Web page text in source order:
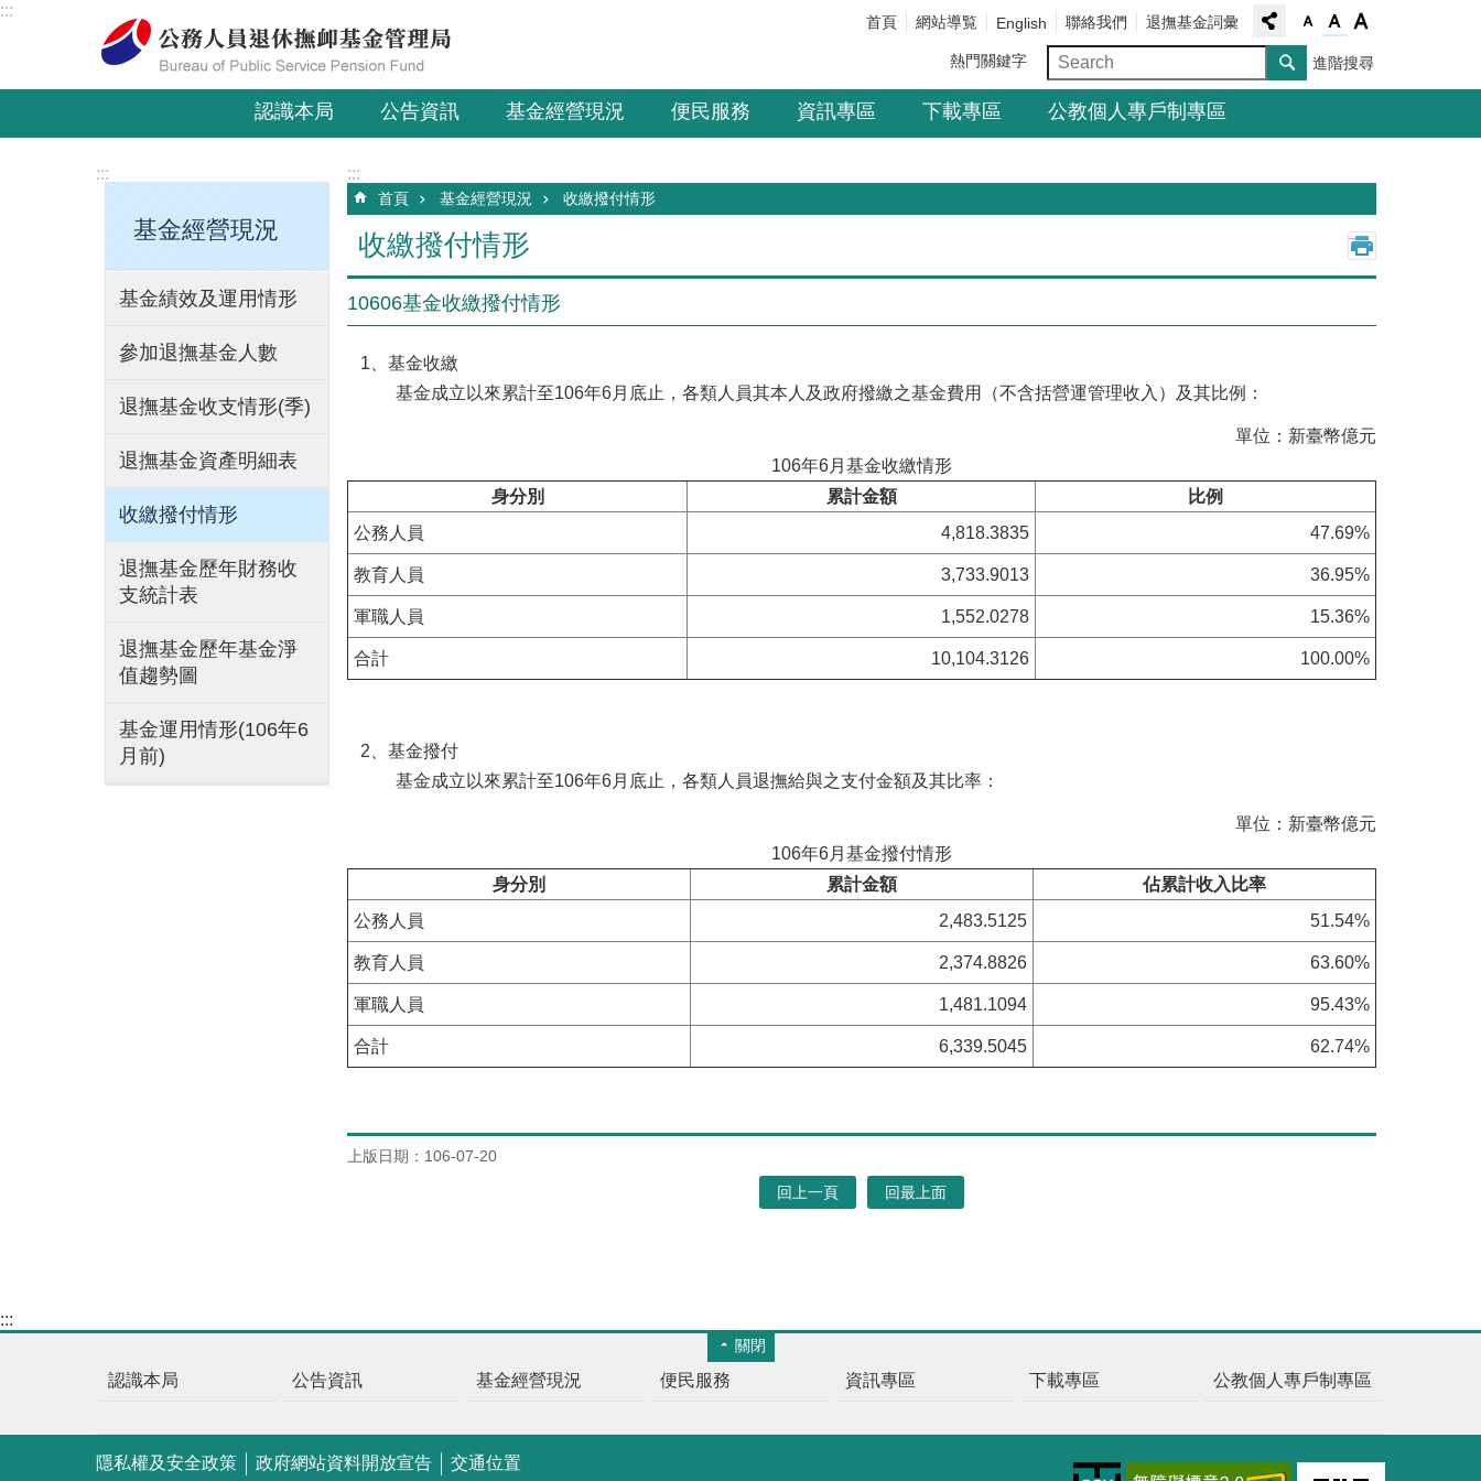
跳到主要內容區塊
:::
首頁 網站導覧 English 聯絡我們 退撫基金詞彙
熱門關鍵字 進階搜尋
認識本局 公告資訊 基金經營現況 便民服務 資訊專區 下載專區 公教個人專戶制專區
:::
基金經營現況
基金績效及運用情形
參加退撫基金人數
退撫基金收支情形(季)
退撫基金資產明細表
收繳撥付情形
退撫基金歷年財務收
支統計表
退撫基金歷年基金淨
值趨勢圖
基金運用情形(106年6
月前)
:::
首頁 基金經營現況 收繳撥付情形
收繳撥付情形 _
10606基金收繳撥付情形
1、基金收繳
基金成立以來累計至106年6月底止，各類人員其本人及政府撥繳之基金費用（不含括營運管理收入）及其比例：
單位：新臺幣億元
106年6月基金收繳情形
身分別
累計金額
比例
公務人員
4,818.3835 47.69%
教育人員 3,733.9013 36.95%
軍職人員 1,552.0278 15.36%
合計 10,104.3126 100.00%
2、基金撥付
基金成立以來累計至106年6月底止，各類人員退撫給與之支付金額及其比率：
單位：新臺幣億元
106年6月基金撥付情形
身分別
累計金額
佔累計收入比率
公務人員
2,483.5125 51.54%
教育人員 2,374.8826 63.60%
軍職人員 1,481.1094 95.43%
合計 6,339.5045 62.74%
上版日期：106-07-20
回上一頁 回最上面
:::
關閉
認識本局 公告資訊 基金經營現況 便民服務 資訊專區 下載專區 公教個人專戶制專區
隱私權及安全政策 政府網站資料開放宣告 交通位置